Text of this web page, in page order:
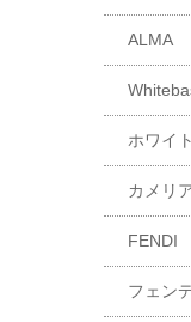
ALMA
ホワイ
カメリ
FENDI
フェン